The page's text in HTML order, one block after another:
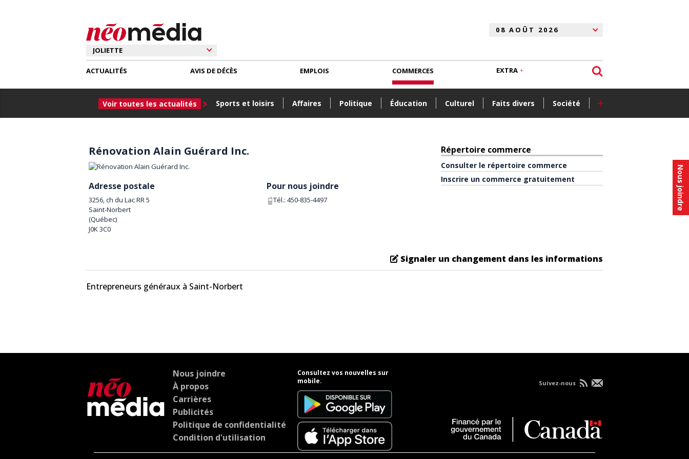
Nous joindre
ACTUALITÉS
Voir toutes les actualités Sports et loisirs Affaires Politique Éducation Culturel Faits divers Société +
AVIS DE DÉCÈS EMPLOIS COMMERCES EXTRA
Rénovation Alain Guérard Inc.
Adresse postale
3256, ch du Lac RR 5
Saint-Norbert
(Québec)
J0K 3C0
Pour nous joindre
Tél.: 450-835-4497
Répertoire commerce
Consulter le répertoire commerce
Inscrire un commerce gratuitement
Signaler un changement dans les informations
Entrepreneurs généraux à Saint-Norbert
Nous joindre
À propos
Carrières
Publicités
Politique de confidentialité
Condition d'utilisation
Consultez vos nouvelles sur
mobile.
Suivez-nous